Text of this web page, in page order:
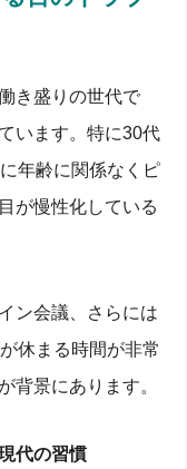
き盛りの世代で
います。特に30代
年齢に関係なくピ
が慢性化している
ン会議、さらには
休まる時間が非常
背景にあります。
代の習慣